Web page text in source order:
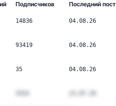
Подписчиков
Последний пост
14836 04.08.26
93419 04.08.26
35 04.08.26